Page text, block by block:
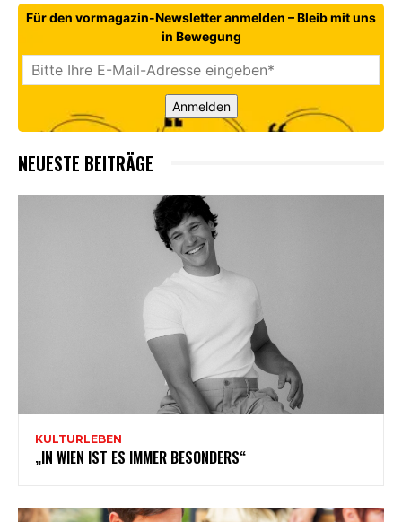
Für den vormagazin-Newsletter anmelden – Bleib mit uns
in Bewegung
Anmelden
NEUESTE BEITRÄGE
KULTURLEBEN
„IN WIEN IST ES IMMER BESONDERS“